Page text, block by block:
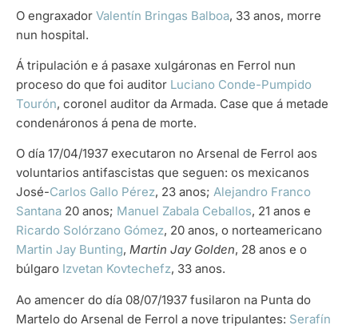
O engraxador Valentín Bringas Balboa, 33 anos, morre
nun hospital.
Á tripulación e á pasaxe xulgáronas en Ferrol nun
proceso do que foi auditor Luciano Conde-Pumpido
Tourón, coronel auditor da Armada. Case que á metade
condenáronos á pena de morte.
O día 17/04/1937 executaron no Arsenal de Ferrol aos
voluntarios antifascistas que seguen: os mexicanos
José-Carlos Gallo Pérez, 23 anos; Alejandro Franco
Santana 20 anos; Manuel Zabala Ceballos, 21 anos e
Ricardo Solórzano Gómez, 20 anos, o norteamericano
Martin Jay Bunting, Martin Jay Golden, 28 anos e o
búlgaro Izvetan Kovtechefz, 33 anos.
Ao amencer do día 08/07/1937 fusilaron na Punta do
Martelo do Arsenal de Ferrol a nove tripulantes: Serafín